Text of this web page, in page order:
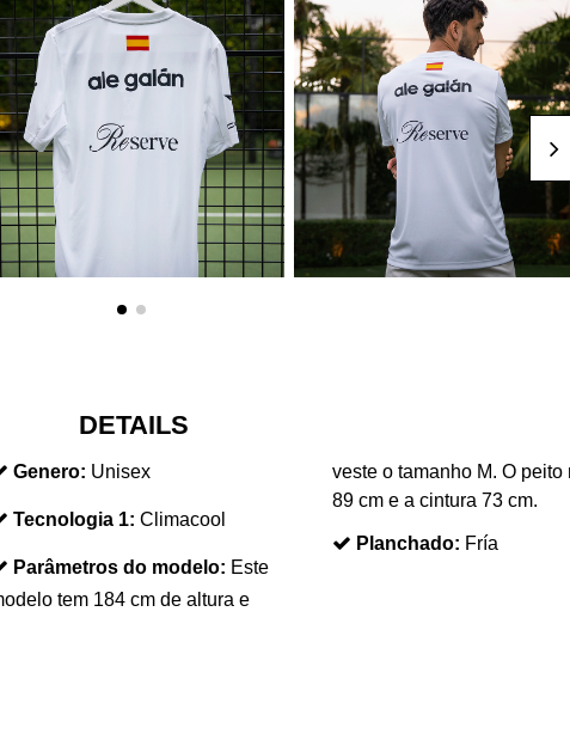
DETAILS
Genero: Unisex
Tecnologia 1: Climacool
Parâmetros do modelo: Este
tem 184 cm de altura e
veste o tamanho M. O peito
89 cm e a cintura 73 cm.
Planchado: Fría